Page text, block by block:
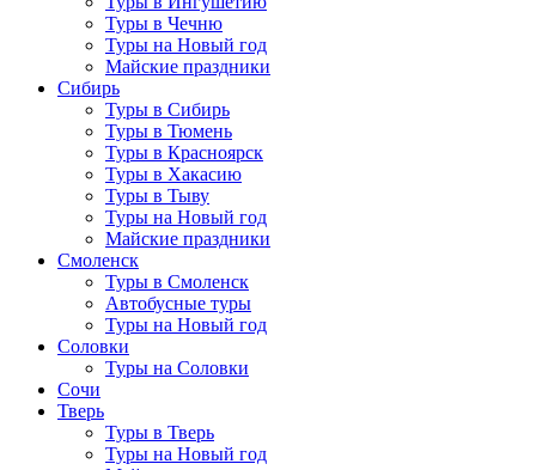
Туры в Чечню
Туры на Новый год
Майские праздники
Сибирь
Туры в Сибирь
Туры в Тюмень
Туры в Красноярск
Туры в Хакасию
Туры в Тыву
Туры на Новый год
Майские праздники
Смоленск
Туры в Смоленск
Автобусные туры
Туры на Новый год
Соловки
Туры на Соловки
Сочи
Тверь
Туры в Тверь
Туры на Новый год